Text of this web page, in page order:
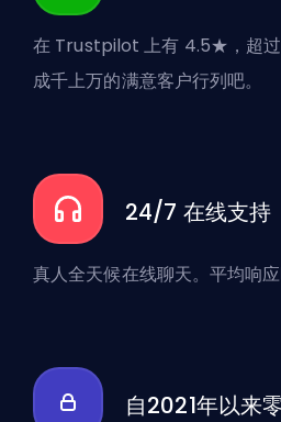
在 Trustpilot 上有 4.5★，超过
成千上万的满意客户行列吧。
24/7 在线支持
真人全天候在线聊天。平均响应
自2021年以来